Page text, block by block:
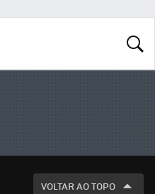
VOLTAR AO TOPO